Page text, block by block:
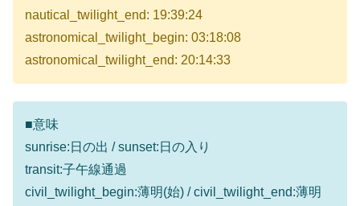
nautical_twilight_end: 19:39:24
astronomical_twilight_begin: 03:18:08
astronomical_twilight_end: 20:14:33
■意味
sunrise:日の出 / sunset:日の入り
transit:子午線通過
civil_twilight_begin:薄明(始) / civil_twilight_end:薄明